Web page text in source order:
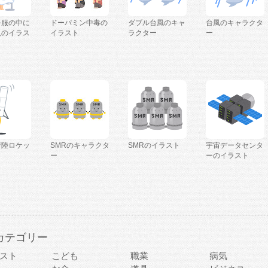
の中に
イラス
ドーパミン中毒の
イラスト
ダブル台風のキャ
ラクター
台風のキャラクタ
ー
ロケッ
SMRのキャラクタ
ー
SMRのイラスト
宇宙データセンタ
ーのイラスト
テゴリー
ト こども 職業
病気